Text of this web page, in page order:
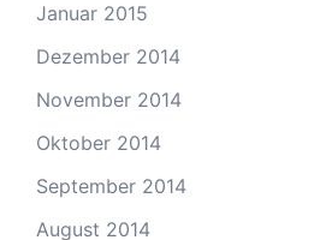
Januar 2015
Dezember 2014
November 2014
Oktober 2014
September 2014
August 2014